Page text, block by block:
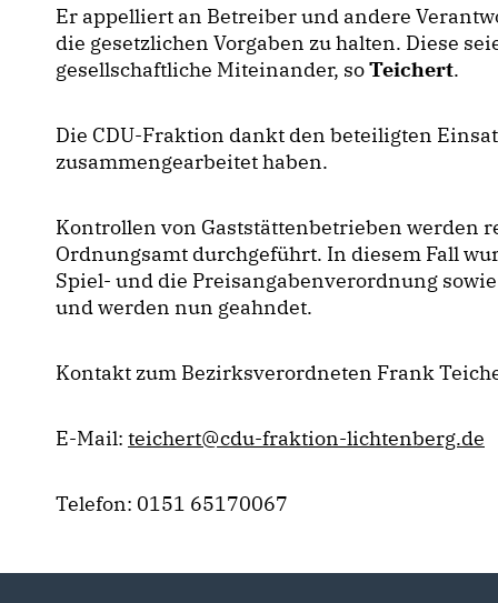
Er appelliert an Betreiber und andere
die gesetzlichen Vorgaben zu halten. Diese
gesellschaftliche Miteinander, soTeichert.
Die CDU-Fraktion dankt den beteiligten
zusammengearbeitet haben.
Kontrollen von Gaststättenbetrieben werden
Ordnungsamt durchgeführt. In diesem Fall
Spiel- und die Preisangabenverordnung
und werden nun geahndet.
Kontakt zum Bezirksverordneten Frank
E-Mail: teichert@cdu-fraktion-lichtenberg.de
Telefon: 0151 65170067